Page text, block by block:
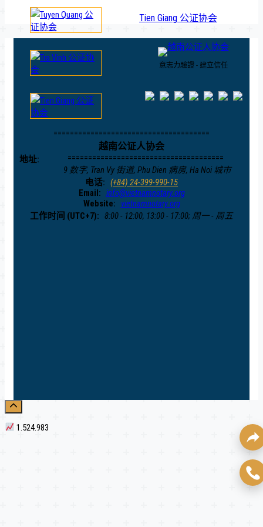
Tien Giang 公证协会
意志力驗證 - 建立信任
======================================
越南公证人协会
======================================
地址:
9 数字, Tran Vy 街道, Phu Dien 病房, Ha Noi 城市
电话: (+84) 24-399-990-15
Email: info@vietnamnotary.org
Website:
vietnamnotary.org
工作时间 (UTC+7): 8:00 - 12:00, 13:00 - 17:00; 周一 - 周五
1.524.983